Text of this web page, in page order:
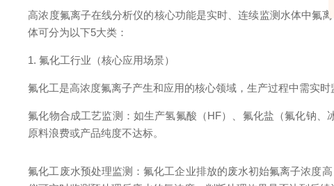
高浓度氟离子在线分析仪的核心功能是实时、连续监测水体中氟
体可分为以下5大类：
1. 氟化工行业（核心应用场景）
氟化工是高浓度氟离子产生和应用的核心领域，生产过程中需实
氟化物合成工艺监测：如生产氢氟酸（HF）、氟化盐（氟化钠
原料浪费或产品纯度不达标。
氟化工废水预处理监测：氟化工企业排放的废水初始氟离子浓度